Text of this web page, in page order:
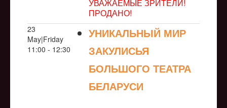
УВАЖАЕМЫЕ ЗРИТЕЛИ!
ПРОДАНО!
23
May|Friday
11:00 - 12:30
УНИКАЛЬНЫЙ МИР
ЗАКУЛИСЬЯ
БОЛЬШОГО ТЕАТРА
БЕЛАРУСИ